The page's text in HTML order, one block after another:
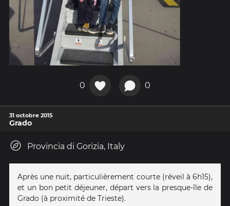
0 0
31 octobre 2015
Grado
Provincia di Gorizia, Italy
Après une nuit, particulièrement courte (réveil à 6h15),
et un bon petit déjeuner, départ vers la presque-île de
Grado (à proximité de Trieste).